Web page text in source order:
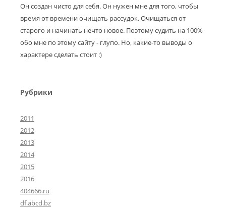
Он создан чисто для себя. Он нужен мне для того, чтобы
время от времени очищать рассудок. Очищаться от
старого и начинать нечто новое. Поэтому судить на 100%
обо мне по этому сайту - глупо. Но, какие-то выводы о
характере сделать стоит :)
Рубрики
2011
2012
2013
2014
2015
2016
404666.ru
df.abcd.bz